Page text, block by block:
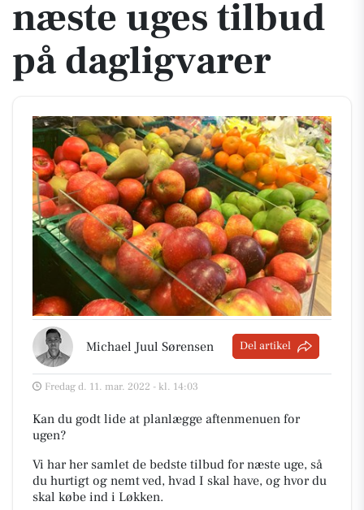
næste uges tilbud
på dagligvarer
Michael Juul Sørensen Del artikel
Fredag d. 11. mar. 2022 - kl. 14:03
Kan du godt lide at planlægge aftenmenuen for
ugen?
Vi har her samlet de bedste tilbud for næste uge, så
du hurtigt og nemt ved, hvad I skal have, og hvor du
skal købe ind i Løkken.